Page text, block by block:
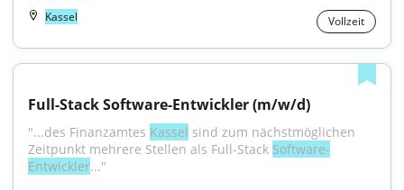
Kassel Vollzeit
Full-Stack Software-Entwickler (m/w/d)
"...des Finanzamtes Kassel sind zum nächstmöglichen
Zeitpunkt mehrere Stellen als Full-Stack Software-
Entwickler..."